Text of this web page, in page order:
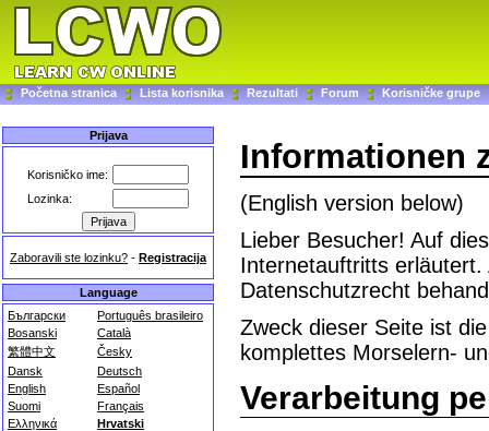
Početna stranica Lista korisnika Rezultati Forum Korisničke grupe
Prijava
Korisničko ime:
Lozinka:
Zaboravili ste lozinku? - Registracija
Language
Български
Português brasileiro
Bosanski
Català
繁體中文
Česky
Dansk
Deutsch
English
Español
Suomi
Français
Ελληνικά
Hrvatski
Informationen
(English version below)
Lieber Besucher! Auf
Internetauftritts
Datenschutzrecht
Zweck dieser Seite ist
komplettes Morselern-
Verarbeitung